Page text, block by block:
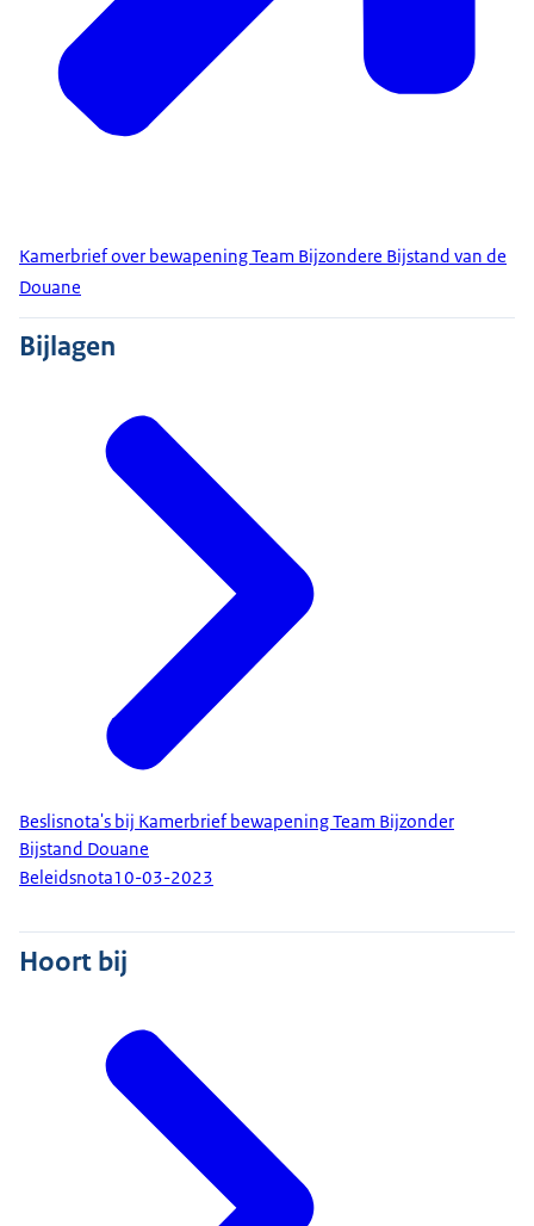
Kamerbrief over bewapening Team Bijzondere Bijstand van de
Douane
Bijlagen
Beslisnota's bij Kamerbrief bewapening Team Bijzonder
Bijstand Douane
Beleidsnota10-03-2023
Hoort bij